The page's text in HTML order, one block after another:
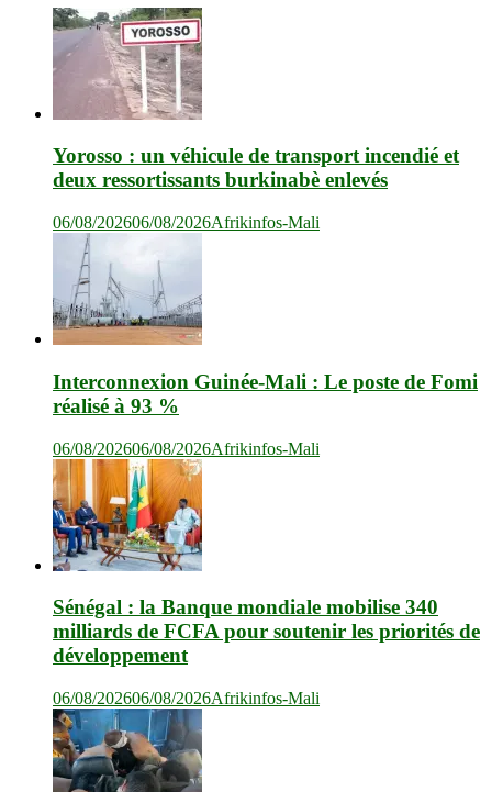
Yorosso : un véhicule de transport incendié et
deux ressortissants burkinabè enlevés
06/08/202606/08/2026Afrikinfos-Mali
Interconnexion Guinée-Mali : Le poste de Fomi
réalisé à 93 %
06/08/202606/08/2026Afrikinfos-Mali
Sénégal : la Banque mondiale mobilise 340
milliards de FCFA pour soutenir les priorités de
développement
06/08/202606/08/2026Afrikinfos-Mali